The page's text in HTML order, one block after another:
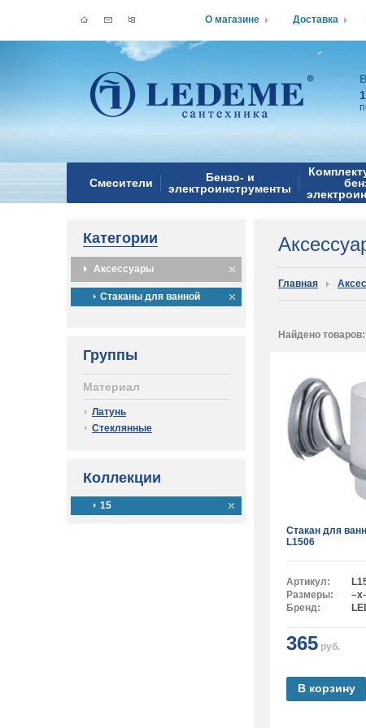
Смесители
Бензо- и
электроинструменты
Категории
Аксессуары
Стаканы для ванной
Группы
Материал
Латунь
Стеклянные
Коллекции
15
Главная
Найдено товаров:
Стакан для
L1506
Артикул:
Размеры:
Бренд:
365 руб.
В корзину
О магазине Доставка